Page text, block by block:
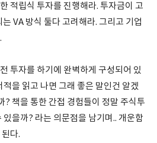
적립식 투자를 진행해라. 투자금이 고
VA 방식 둘다 고려해라. 그리고 기업
투자를 하기에 완벽하게 구성되어 있
을 읽고 나면 그래 좋은 말인건 알겠
? 책을 통한 간접 경험들이 정말 주식투
을까? 라는 의문점을 남기며.. 개운함
다.